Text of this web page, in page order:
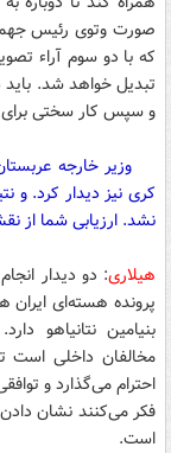
صورت وتوی رئیس
که با دو سوم آراء
تبدیل خواهد شد. باید
و سپس کار سختی برای
وزیر خارجه
کری نیز دیدار کرد. و
نشد. ارزیابی شما از
هیلاری: دو دیدار
پرونده هسته‌ای
بنیامین نتانیاهو
مخالفان داخلی است
احترام می‌گذارد و
فکر می‌کنند نشان
است.